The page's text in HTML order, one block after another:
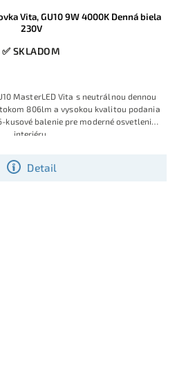
Vita, GU10 9W 4000K Denná biela
230V
✅ SKLADOM
Detail
MasterLED Vita s neutrálnou dennou
806lm a vysokou kvalitou podania
kusové balenie pre moderné osvetlenie
interiéru.